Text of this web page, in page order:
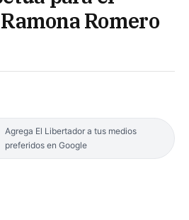
Romero
Agrega El Libertador a tus medios
preferidos en Google